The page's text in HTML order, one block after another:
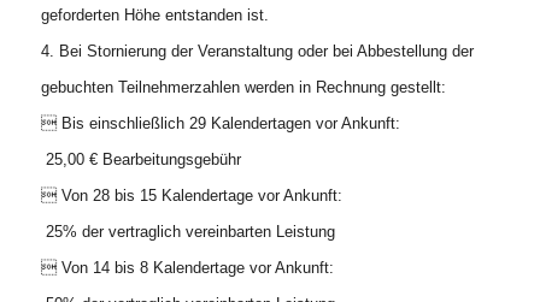
geforderten Höhe entstanden ist.
4. Bei Stornierung der Veranstaltung oder bei Abbestellung der
gebuchten Teilnehmerzahlen werden in Rechnung gestellt:
 Bis einschließlich 29 Kalendertagen vor Ankunft:
25,00 € Bearbeitungsgebühr
 Von 28 bis 15 Kalendertage vor Ankunft:
25% der vertraglich vereinbarten Leistung
 Von 14 bis 8 Kalendertage vor Ankunft: